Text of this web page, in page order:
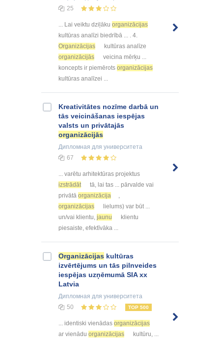
25
... Lai veiktu dziļāku organizācijas
kultūras analīzi biedrībā ... . 4.
Organizācijas
kultūras analīze
organizācijās
veicina mērķu ...
koncepts ir piemērots organizācijas
kultūras analīzei ...
Kreativitātes nozīme darbā un
tās veicināšanas iespējas
valsts un privātajās
organizācijās
Дипломная для университета
67
... varētu arhitektūras projektus
izstrādāt
tā, lai tas ... pārvalde vai
privātā organizācija
,
organizācijas
lielums) var būt ...
un/vai klientu, jaunu
klientu
piesaiste, efektīvāka ...
Organizācijas kultūras
izvērtējums un tās pilnveides
iespējas uzņēmumā SIA xx
Latvia
Дипломная для университета
50
TOP 500
... identiski vienādas organizācijas
ar vienādu organizācijas
kultūru, ...